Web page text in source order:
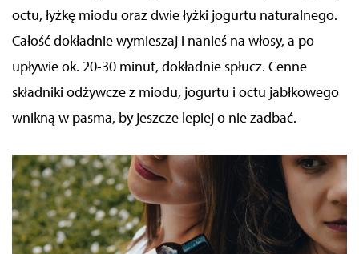
octu, łyżkę miodu oraz dwie łyżki jogurtu naturalnego.
Całość dokładnie wymieszaj i nanieś na włosy, a po
upływie ok. 20-30 minut, dokładnie spłucz. Cenne
składniki odżywcze z miodu, jogurtu i octu jabłkowego
wnikną w pasma, by jeszcze lepiej o nie zadbać.